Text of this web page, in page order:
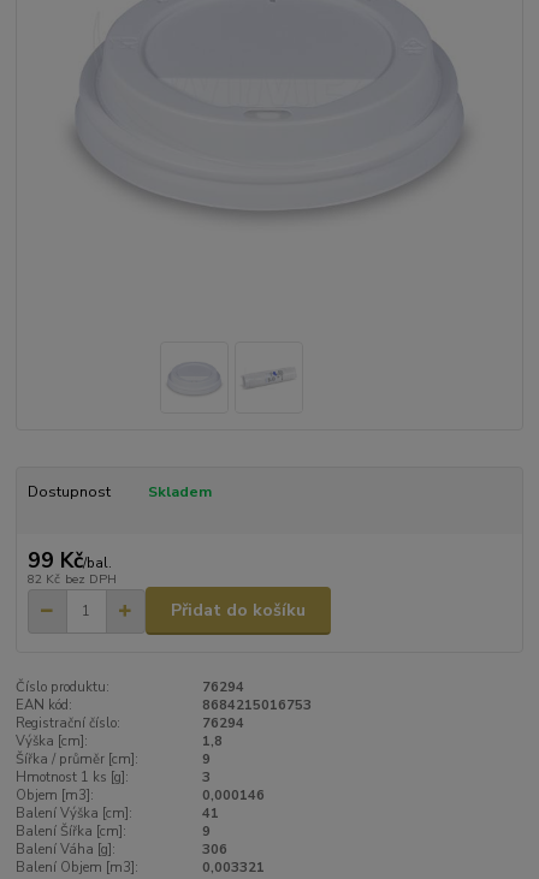
Dostupnost Skladem
99 Kč/bal.
82 Kč bez DPH
Přidat do košíku
Číslo produktu:
76294
EAN kód:
8684215016753
Registrační číslo:
76294
Výška [cm]:
1,8
Šířka / průměr [cm]:
9
Hmotnost 1 ks [g]:
3
Objem [m3]:
0,000146
Balení Výška [cm]:
41
Balení Šířka [cm]:
9
Balení Váha [g]:
306
Balení Objem [m3]:
0,003321